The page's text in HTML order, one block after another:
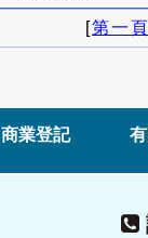
[第一頁
商業登記